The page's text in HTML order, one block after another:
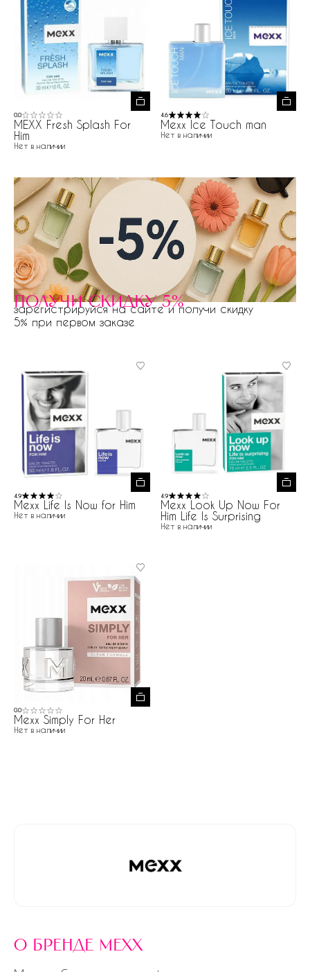
0.0
MEXX Fresh Splash For
Him
Нет в наличии
4.6
Mexx Ice Touch man
Нет в наличии
получи скидку 5%
зарегистрируйся на сайте и получи скидку
5% при первом заказе
4.9
Mexx Life Is Now for Him
Нет в наличии
4.9
Mexx Look Up Now For
Him Life Is Surprising
Нет в наличии
0.0
Mexx Simply For Her
Нет в наличии
о бренде mexx